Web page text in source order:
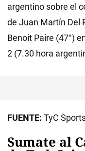
argentino sobre el
de Juan Martín Del
Benoit Paire (47°)
2 (7.30 hora
FUENTE: TyC
Sumate al